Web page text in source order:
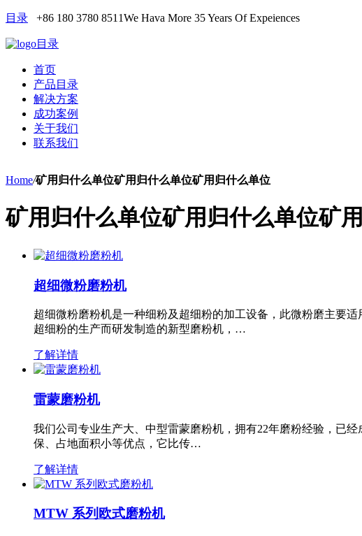
目录 +86 180 3780 8511We Hava More 35 Years Of Expeiences
目录
首页
产品目录
解决方案
成功案例
关于我们
联系我们
Home/矿用归什么单位矿用归什么单位矿用归什么单位
矿用归什么单位矿用归什么单位矿
超细微粉磨粉机
超细微粉磨粉机是一种细粉及超细粉的加工设备，此微粉磨主要
超细粉的生产而研发制造的新型磨粉机，…
了解详情
雷蒙磨粉机
我们公司专业生产大、中型雷蒙磨粉机，拥有22年磨粉经验，已
保、占地面积小等优点，它比传…
了解详情
MTW 系列欧式磨粉机